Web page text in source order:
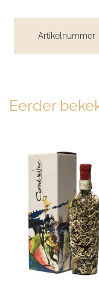
Artikelnummer
Eerder